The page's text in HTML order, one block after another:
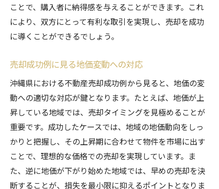
ことで、購入者に納得感を与えることができます。これ
により、双方にとって有利な取引を実現し、売却を成功
に導くことができるでしょう。
売却成功例に見る地価変動への対応
沖縄県における不動産売却成功例から見ると、地価の変
動への適切な対応が鍵となります。たとえば、地価が上
昇している地域では、売却タイミングを見極めることが
重要です。成功したケースでは、地域の地価動向をしっ
かりと把握し、その上昇期に合わせて物件を市場に出す
ことで、理想的な価格での売却を実現しています。ま
た、逆に地価が下がり始めた地域では、早めの売却を決
断することが、損失を最小限に抑えるポイントとなりま